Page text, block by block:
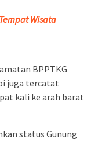
Wisata
BPPTKG
juga tercatat
kali ke arah barat
status Gunung